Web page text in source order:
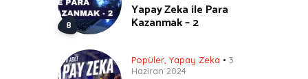
Yapay Zeka ile Para
Kazanmak – 2
Popüler Yapay Zeka
3
Haziran 2024